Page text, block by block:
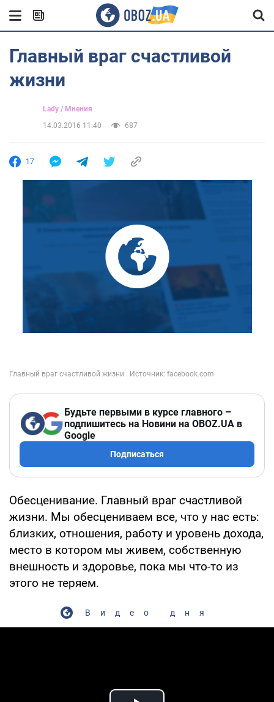
Главный враг счастливой
жизни
Lady / Мнения
14.03.2016 11:40
687
17
Будьте первыми в курсе главного –
подпишитесь на Новини на OBOZ.UA в
Google
Подписаться
Обесценивание. Главный враг счастливой
жизни. Мы обесцениваем все, что у нас есть:
близких, отношения, работу и уровень дохода,
место в котором мы живем, собственную
внешность и здоровье, пока мы что-то из
этого не теряем.
Видео дня